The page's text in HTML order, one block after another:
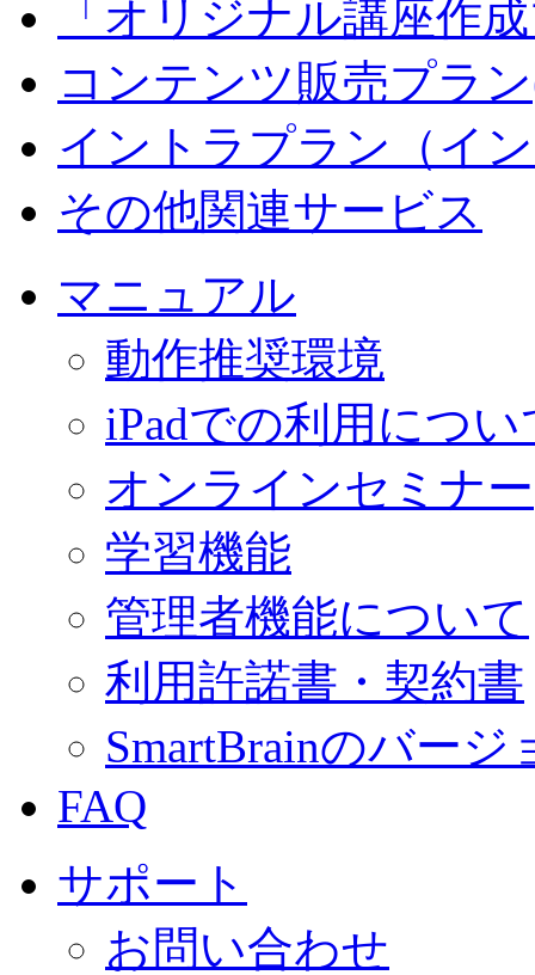
「オリジナル講座作
コンテンツ販売プラ
イントラプラン（イ
その他関連サービス
マニュアル
動作推奨環境
iPadでの利用につい
オンラインセミナー
学習機能
管理者機能について
利用許諾書・契約書
SmartBrainのバー
FAQ
サポート
お問い合わせ